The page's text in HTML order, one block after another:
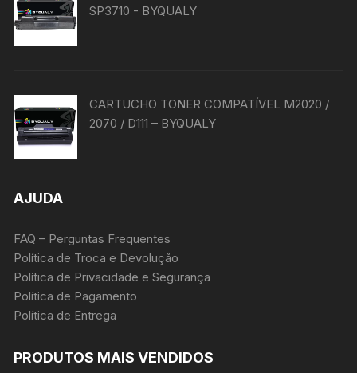
SP3710 - BYQUALY
CARTUCHO TONER COMPATÍVEL M2020 /
2070 / D111 – BYQUALY
AJUDA
FAQ – Perguntas Frequentes
Política de Troca e Devolução
Política de Privacidade e Segurança
Política de Pagamento
Política de Entrega
PRODUTOS MAIS VENDIDOS